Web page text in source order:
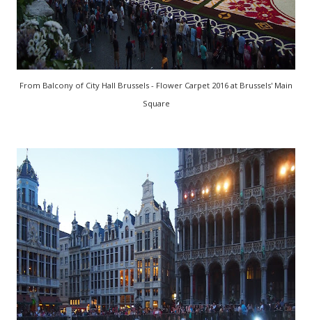
From Balcony of City Hall Brussels - Flower Carpet 2016 at Brussels' Main
Square